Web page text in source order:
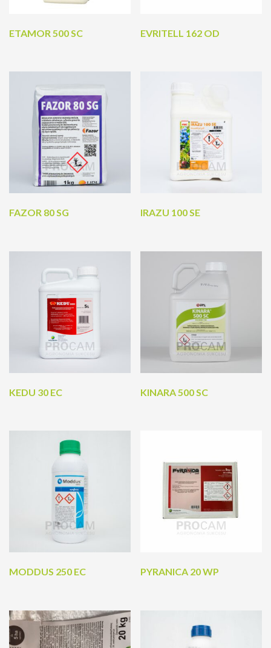
ETAMOR 500 SC EVRITELL 162 OD
FAZOR 80 SG IRAZU 100 SE
KEDU 30 EC KINARA 500 SC
MODDUS 250 EC PYRANICA 20 WP